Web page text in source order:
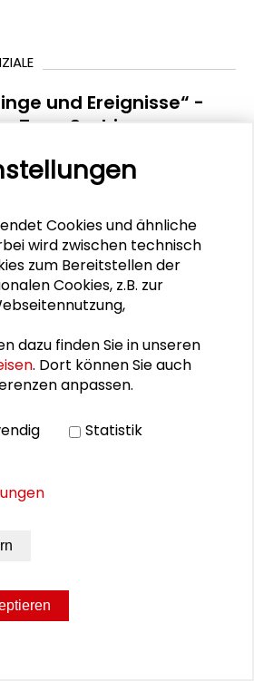
und Ereignisse“ -
Zoya Sadri
der Künstlerin Zoya
mit der Tagung
gemeinsam mit der Technischen
stattfand.
und
und Soziales (HMSI) von
in Rhein-Main
Dialogprojekt durch.
Cookies und ähnliche
wird zwischen technisch
zum Bereitstellen der
Cookies, z.B. zur
dazu finden Sie in unseren
. Dort können Sie auch
anpassen.
Statistik